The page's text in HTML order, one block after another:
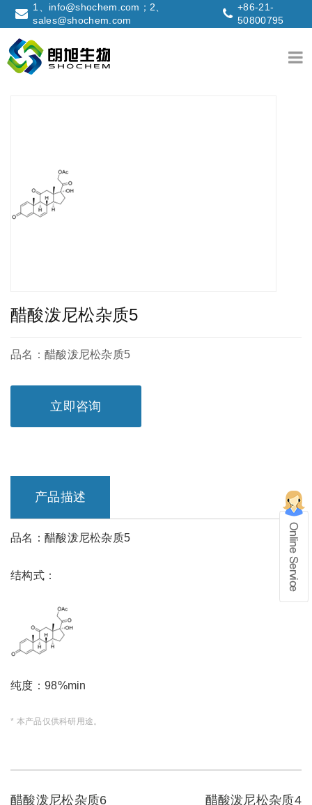
1、info@shochem.com；2、
sales@shochem.com
+86-21-
50800795
醋酸泼尼松杂质5
品名：醋酸泼尼松杂质5
立即咨询
产品描述
品名：醋酸泼尼松杂质5
结构式：
纯度：98%min
* 本产品仅供科研用途。
醋酸泼尼松杂质6 醋酸泼尼松杂质4
1、info@shochem.com；2